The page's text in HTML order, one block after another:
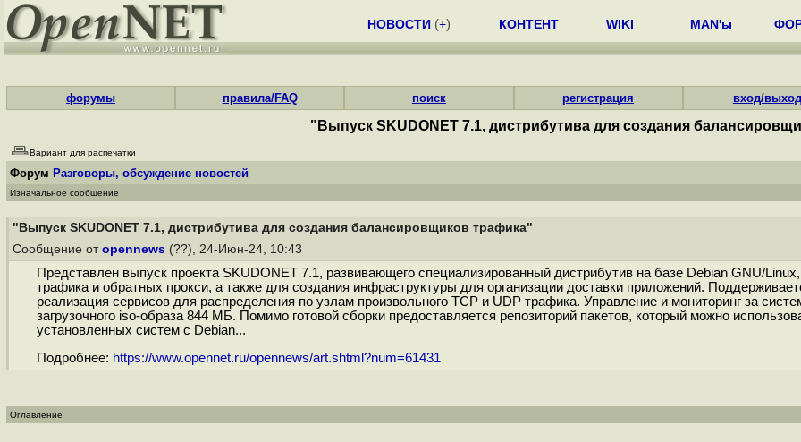
НОВОСТИ (+) КОНТЕНТ WIKI MAN'ы
форумы правила/FAQ поиск регистрация вход/выход
"Выпуск SKUDONET 7.1, дистрибутива для создания
Вариант для распечатки
Форум Разговоры, обсуждение новостей
Изначальное сообщение
"Выпуск SKUDONET 7.1, дистрибутива для создания балансировщиков трафика"
Сообщение от opennews (??), 24-Июн-24, 10:43
Представлен выпуск проекта SKUDONET 7.1, развивающего специализированный дистрибутив на базе Debian GNU/
трафика и обратных прокси, а также для создания инфраструктуры для организации доставки приложений.
реализация сервисов для распределения по узлам произвольного TCP и UDP трафика. Управление и мониторинг за
загрузочного iso-образа 844 МБ. Помимо готовой сборки предоставляется репозиторий пакетов, который можно
установленных систем с Debian...
Подробнее: https://www.opennet.ru/opennews/art.shtml?num=61431
Оглавление